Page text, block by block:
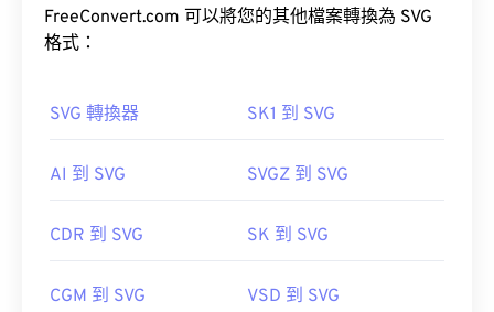
CBZ 檔案預設使用免費軟體CDisplay Comic Reader
開啟。
由於 CBZ 是一種歸檔文件格式，因此轉換它需要提
取文件，然後將它們重新歸檔為另一種歸檔文件格
他檔案類型，例如
CBZ 轉 JPG或CPZ 轉PDF
整大小而不會損失圖像品質。此外，SVG 的獨特之
處在於它並非影像格式。
如何開啟 SVG 檔案？
如Firefox或 Microsoft SVG 轉 GIF或
嘗試使用我們的
SVG 轉 JPG或 萬維網聯盟 (W3C)
FreeConvert.com 可以將您的其他檔案轉換為 SVG
格式：
SVG 轉換器 SK1 到 SVG
AI 到 SVG SVGZ 到 SVG
CDR 到 SVG SK 到 SVG
CGM 到 SVG VSD 到 SVG